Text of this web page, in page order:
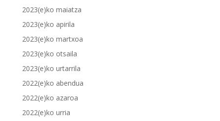
2023(e)ko maiatza
2023(e)ko apirila
2023(e)ko martxoa
2023(e)ko otsaila
2023(e)ko urtarrila
2022(e)ko abendua
2022(e)ko azaroa
2022(e)ko urria